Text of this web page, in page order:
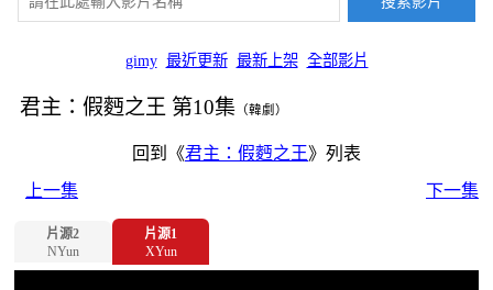
gimy 最近更新 最新上架 全部影片
君主：假麪之王 第10集 （韓劇）
回到《君主：假麪之王》列表
上一集
下一集
片源2
NYun
片源1
XYun